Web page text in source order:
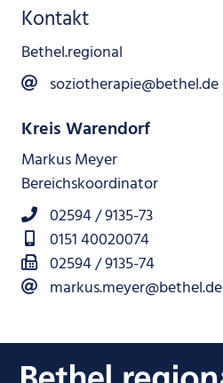
Kontakt
Bethel.regional
soziotherapie@bethel.de
Kreis Warendorf
Markus Meyer
Bereichskoordinator
02594 / 9135-73
0151 40020074
02594 / 9135-74
markus.meyer@bethel.de